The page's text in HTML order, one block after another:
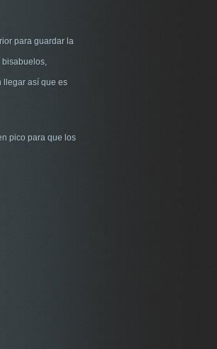
para guardar la
bisabuelos,
llegar así que es
pico para que los